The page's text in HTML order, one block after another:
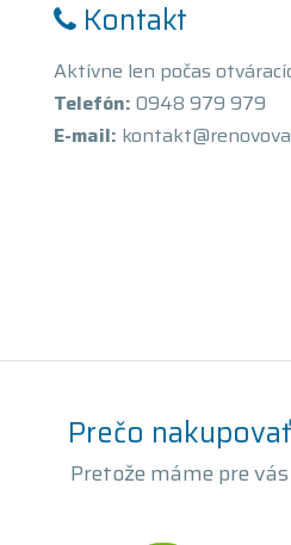
Kontakt
Aktívne len počas
Telefón: 0948 979 979
E-mail:
Prečo
Pretože máme pre